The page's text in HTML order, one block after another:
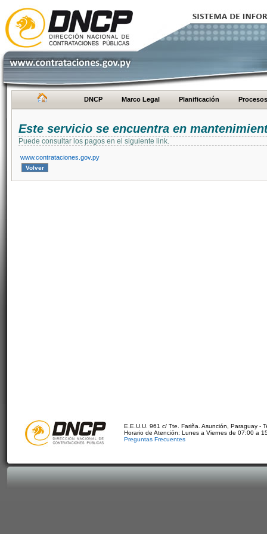
DNCP Marco Legal Planificación Procesos
Este servicio se encuentra en
Puede consultar los pagos en el siguiente link.
www.contrataciones.gov.py
E.E.U.U. 961 c/ Tte. Fariña. Asunción, Paraguay -
Horario de Atención: Lunes a Viernes de 07:00 a
Preguntas Frecuentes